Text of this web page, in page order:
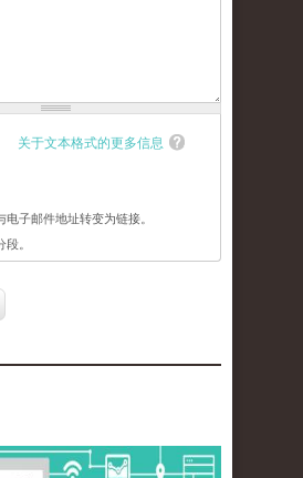
关于文本格式的更多信息
电子邮件地址转变为链接。
。